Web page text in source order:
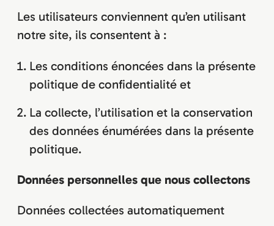
Les utilisateurs conviennent qu’en utilisant
notre site, ils consentent à :
Les conditions énoncées dans la présente
politique de confidentialité et
La collecte, l’utilisation et la conservation
des données énumérées dans la présente
politique.
Données personnelles que nous collectons
Données collectées automatiquement